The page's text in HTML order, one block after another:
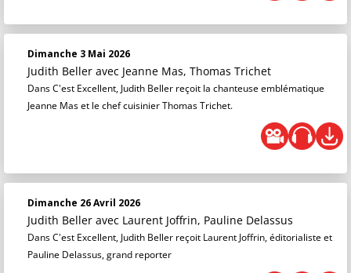
Dimanche 3 Mai 2026
Judith Beller avec Jeanne Mas, Thomas Trichet
Dans C'est Excellent, Judith Beller reçoit la chanteuse emblématique
Jeanne Mas et le chef cuisinier Thomas Trichet.
Dimanche 26 Avril 2026
Judith Beller avec Laurent Joffrin, Pauline Delassus
Dans C'est Excellent, Judith Beller reçoit Laurent Joffrin, éditorialiste et
Pauline Delassus, grand reporter